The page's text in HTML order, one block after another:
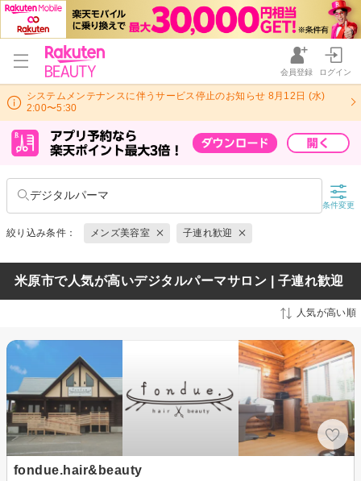
会員登録 ログイン
システムメンテナンスに伴うサービス停止のお知らせ 8月12日 (水)
2:00〜5:30
デジタルパーマ
条件変更
絞り込み条件： メンズ美容室 子連れ歓迎
米原市で人気が高いデジタルパーマサロン | 子連れ歓迎
人気が高い順
fondue.hair&beauty